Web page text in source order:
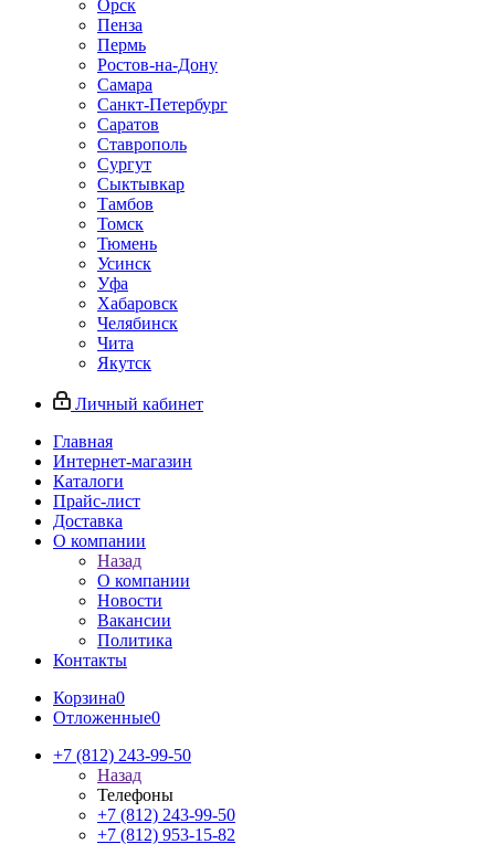
Орск
Пенза
Пермь
Ростов-на-Дону
Самара
Санкт-Петербург
Саратов
Ставрополь
Сургут
Сыктывкар
Тамбов
Томск
Тюмень
Усинск
Уфа
Хабаровск
Челябинск
Чита
Якутск
Личный кабинет
Главная
Интернет-магазин
Каталоги
Прайс-лист
Доставка
О компании
Назад
О компании
Новости
Вакансии
Политика
Контакты
Корзина0
Отложенные0
+7 (812) 243-99-50
Назад
Телефоны
+7 (812) 243-99-50
+7 (812) 953-15-82